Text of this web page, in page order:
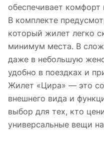
обеспечивает комфорт
В комплекте
который жилет легко
минимум места. В
даже в небольшую
удобно в поездках и
Жилет «Цира» — это
внешнего вида и
выбор для тех, кто
универсальные вещи